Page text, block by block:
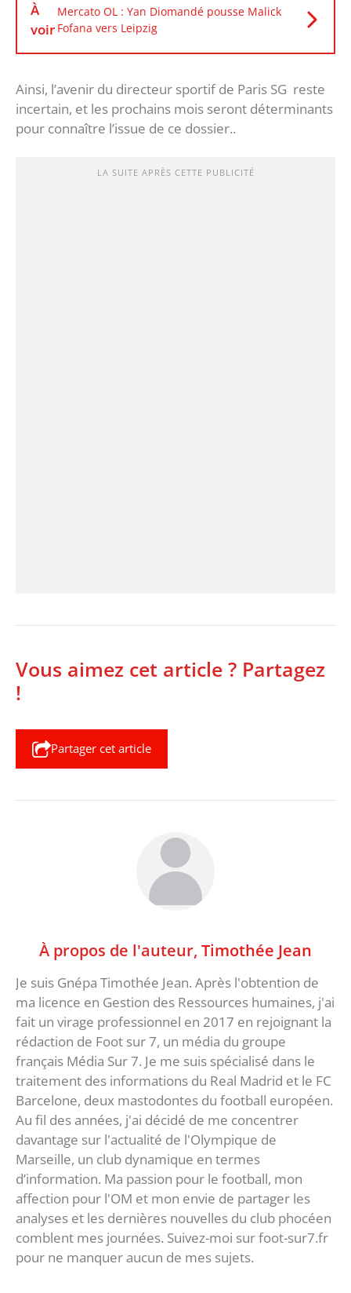
À
voir
Mercato OL : Yan Diomandé pousse Malick
Fofana vers Leipzig
Ainsi, l’avenir du directeur sportif de Paris SG reste
incertain, et les prochains mois seront déterminants
pour connaître l’issue de ce dossier..
LA SUITE APRÈS CETTE PUBLICITÉ
Vous aimez cet article ? Partagez
!
Partager cet article
À propos de l'auteur, Timothée Jean
Je suis Gnépa Timothée Jean. Après l'obtention de
ma licence en Gestion des Ressources humaines, j'ai
fait un virage professionnel en 2017 en rejoignant la
rédaction de Foot sur 7, un média du groupe
français Média Sur 7. Je me suis spécialisé dans le
traitement des informations du Real Madrid et le FC
Barcelone, deux mastodontes du football européen.
Au fil des années, j'ai décidé de me concentrer
davantage sur l'actualité de l'Olympique de
Marseille, un club dynamique en termes
d’information. Ma passion pour le football, mon
affection pour l'OM et mon envie de partager les
analyses et les dernières nouvelles du club phocéen
comblent mes journées. Suivez-moi sur foot-sur7.fr
pour ne manquer aucun de mes sujets.